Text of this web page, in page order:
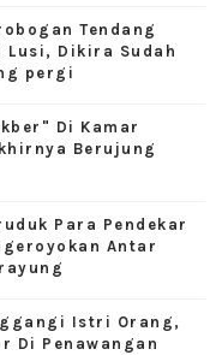
Tendang
Lusi, Dikira Sudah
pergi
Di Kamar
Berujung
Para Pendekar
Antar
Istri Orang,
Di Penawangan